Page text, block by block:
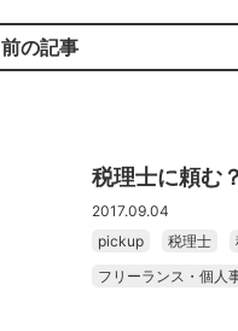
前の記事
税理士に頼む
2017.09.04
pickup
税理士
フリーランス・個人